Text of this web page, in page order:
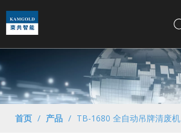
首页 / 产品 / TB-1680 全自动吊牌清废机